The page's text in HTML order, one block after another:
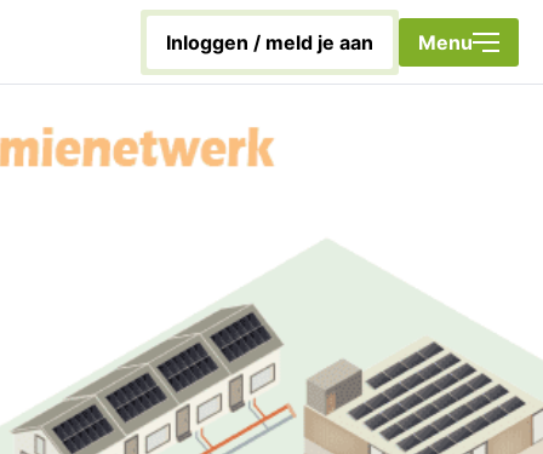
Sluiten
Home
Met energie aan de slag!
Duurzaamheidscoach
inloggen / meld je aan Menu